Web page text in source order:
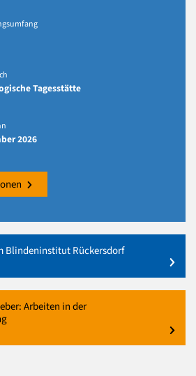
Tagesstätte
2026
Blindeninstitut Rückersdorf
Arbeiten in der